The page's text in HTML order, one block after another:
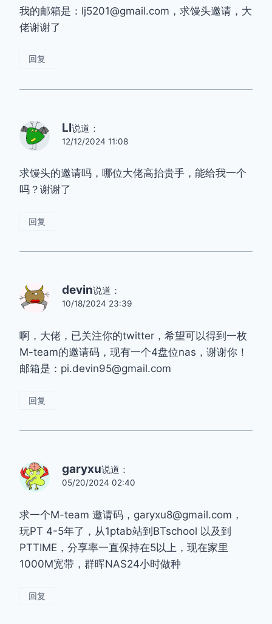
航
我的邮箱是：lj5201@gmail.com，求馒头邀请，大
佬谢谢了
回复
LI说道：
12/12/2024 11:08
求馒头的邀请吗，哪位大佬高抬贵手，能给我一个
吗？谢谢了
回复
devin说道：
10/18/2024 23:39
啊，大佬，已关注你的twitter，希望可以得到一枚
M-team的邀请码，现有一个4盘位nas，谢谢你！
邮箱是：pi.devin95@gmail.com
回复
garyxu说道：
05/20/2024 02:40
求一个M-team 邀请码，garyxu8@gmail.com，
玩PT 4-5年了，从1ptab站到BTschool 以及到
PTTIME，分享率一直保持在5以上，现在家里
1000M宽带，群晖NAS24小时做种
回复